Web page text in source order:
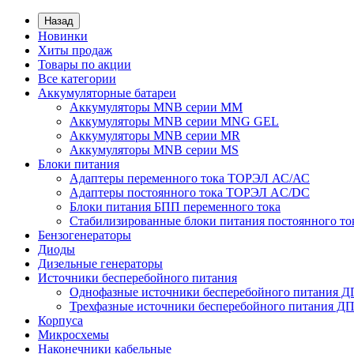
Назад
Новинки
Хиты продаж
Товары по акции
Все категории
Аккумуляторные батареи
Аккумуляторы MNB серии MM
Аккумуляторы MNB серии MNG GEL
Аккумуляторы MNB серии MR
Аккумуляторы MNB серии MS
Блоки питания
Адаптеры переменного тока ТОРЭЛ АС/АС
Адаптеры постоянного тока ТОРЭЛ AC/DC
Блоки питания БПП переменного тока
Стабилизированные блоки питания постоянного
Бензогенераторы
Диоды
Дизельные генераторы
Источники бесперебойного питания
Однофазные источники бесперебойного питания
Трехфазные источники бесперебойного питания
Корпуса
Микросхемы
Наконечники кабельные